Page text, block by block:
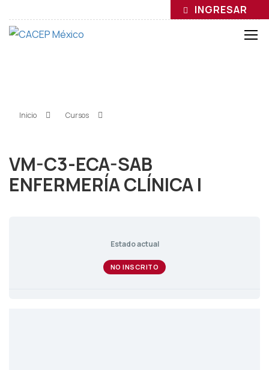
INGRESAR
VM-C3-ECA-SAB
Inicio Cursos
VM-C3-ECA-SAB
ENFERMERÍA CLÍNICA I
Estado actual
NO INSCRITO